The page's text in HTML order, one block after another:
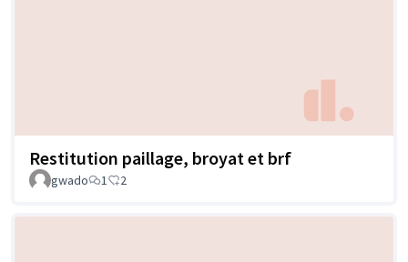
Restitution paillage, broyat et brf
gwado 1 2